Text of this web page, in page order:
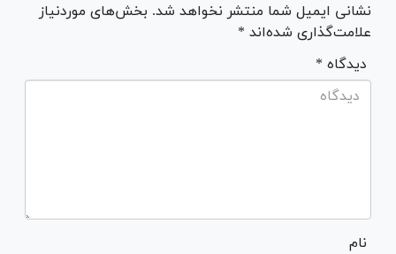
نشانی ایمیل شما منتشر نخواهد شد. بخش‌های موردنیاز
علامت‌گذاری شده‌اند *
* دیدگاه
نام